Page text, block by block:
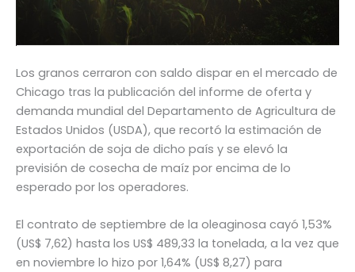
Los granos cerraron con saldo dispar en el mercado de
Chicago tras la publicación del informe de oferta y
demanda mundial del Departamento de Agricultura de
Estados Unidos (USDA), que recortó la estimación de
exportación de soja de dicho país y se elevó la
previsión de cosecha de maíz por encima de lo
esperado por los operadores.
El contrato de septiembre de la oleaginosa cayó 1,53%
(US$ 7,62) hasta los US$ 489,33 la tonelada, a la vez que
en noviembre lo hizo por 1,64% (US$ 8,27) para